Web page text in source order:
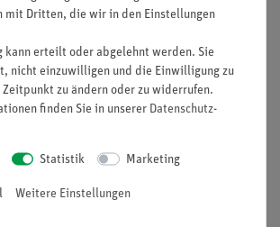
Halogen 12
09801-
00
1
für
09802-
mit Dritten, die wir in den Einstellungen
kann erteilt oder abgelehnt werden. Sie
nicht einzuwilligen und die Einwilligung zu
zu ändern oder zu widerrufen.
finden Sie in unserer Daten­schutz­
Statistik Marketing
Weitere Einstellungen